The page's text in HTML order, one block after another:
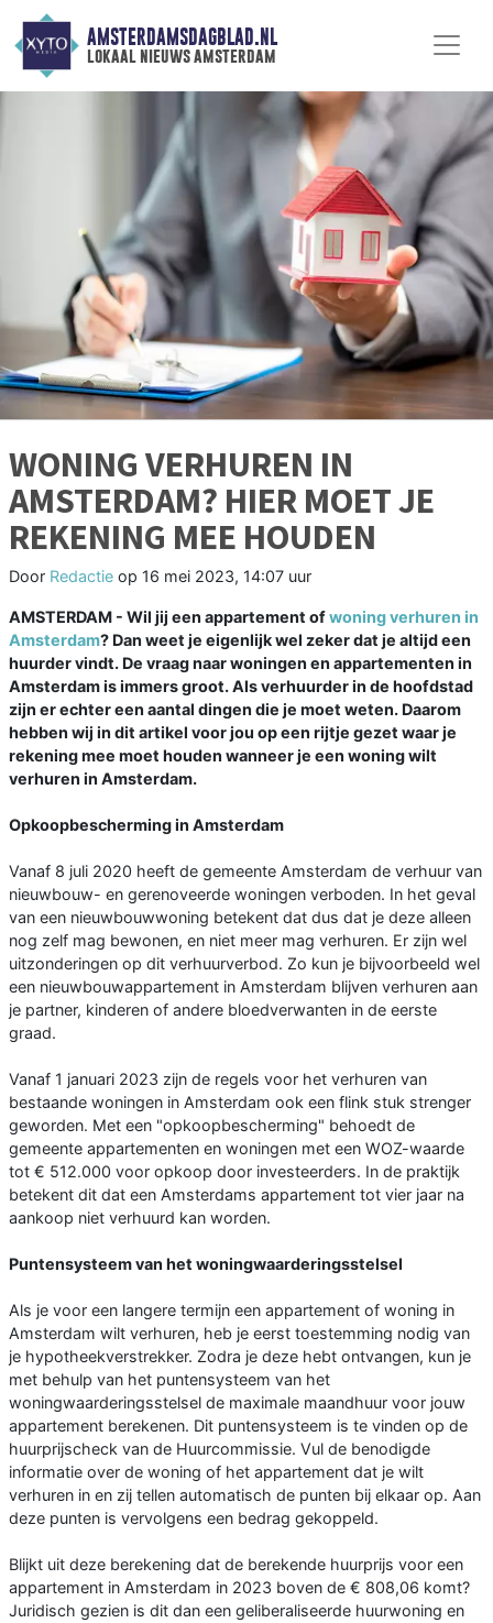
AMSTERDAMSDAGBLAD.NL
lokaal nieuws amsterdam
WONING VERHUREN IN
AMSTERDAM? HIER MOET JE
REKENING MEE HOUDEN
Door Redactie op 16 mei 2023, 14:07 uur
AMSTERDAM - Wil jij een appartement ofwoning verhuren in
Amsterdam? Dan weet je eigenlijk wel zeker dat je altijd een
huurder vindt. De vraag naar woningen en appartementen in
Amsterdam is immers groot. Als verhuurder in de hoofdstad
zijn er echter een aantal dingen die je moet weten. Daarom
hebben wij in dit artikel voor jou op een rijtje gezet waar je
rekening mee moet houden wanneer je een woning wilt
verhuren in Amsterdam.
Opkoopbescherming in Amsterdam
Vanaf 8 juli 2020 heeft de gemeente Amsterdam de verhuur van
nieuwbouw- en gerenoveerde woningen verboden. In het geval
van een nieuwbouwwoning betekent dat dus dat je deze alleen
nog zelf mag bewonen, en niet meer mag verhuren. Er zijn wel
uitzonderingen op dit verhuurverbod. Zo kun je bijvoorbeeld wel
een nieuwbouwappartement in Amsterdam blijven verhuren aan
je partner, kinderen of andere bloedverwanten in de eerste
graad.
Vanaf 1 januari 2023 zijn de regels voor het verhuren van
bestaande woningen in Amsterdam ook een flink stuk strenger
geworden. Met een "opkoopbescherming" behoedt de
gemeente appartementen en woningen met een WOZ-waarde
tot € 512.000 voor opkoop door investeerders. In de praktijk
betekent dit dat een Amsterdams appartement tot vier jaar na
aankoop niet verhuurd kan worden.
Puntensysteem van het woningwaarderingsstelsel
Als je voor een langere termijn een appartement of woning in
Amsterdam wilt verhuren, heb je eerst toestemming nodig van
je hypotheekverstrekker. Zodra je deze hebt ontvangen, kun je
met behulp van het puntensysteem van het
woningwaarderingsstelsel de maximale maandhuur voor jouw
appartement berekenen. Dit puntensysteem is te vinden op de
huurprijscheck van de Huurcommissie. Vul de benodigde
informatie over de woning of het appartement dat je wilt
verhuren in en zij tellen automatisch de punten bij elkaar op. Aan
deze punten is vervolgens een bedrag gekoppeld.
Blijkt uit deze berekening dat de berekende huurprijs voor een
appartement in Amsterdam in 2023 boven de € 808,06 komt?
Juridisch gezien is dit dan een geliberaliseerde huurwoning en